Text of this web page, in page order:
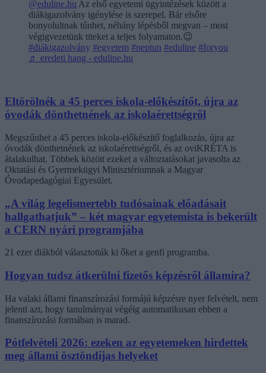
@eduline.hu Az első egyetemi ügyintézések között a
diákigazolvány igénylése is szerepel. Bár elsőre
bonyolultnak tűnhet, néhány lépésből megvan – most
végigvezetünk titeket a teljes folyamaton.😉
#diákigazolvány #egyetem #neptun #eduline #foryou
♬ eredeti hang - eduline.hu
Eltörölnék a 45 perces iskola-előkészítőt, újra az
óvodák dönthetnének az iskolaérettségről
Megszűnhet a 45 perces iskola-előkészítő foglalkozás, újra az
óvodák dönthetnének az iskolaérettségről, és az oviKRÉTA is
átalakulhat. Többek között ezeket a változtatásokat javasolta az
Oktatási és Gyermekügyi Minisztériumnak a Magyar
Óvodapedagógiai Egyesület.
„A világ legelismertebb tudósainak előadásait
hallgathatjuk” – két magyar egyetemista is bekerült
a CERN nyári programjába
21 ezer diákból választották ki őket a genfi programba.
Hogyan tudsz átkerülni fizetős képzésről államira?
Ha valaki állami finanszírozási formájú képzésre nyer felvételt, nem
jelenti azt, hogy tanulmányai végéig automatikusan ebben a
finanszírozási formában is marad.
Pótfelvételi 2026: ezeken az egyetemeken hirdettek
meg állami ösztöndíjas helyeket